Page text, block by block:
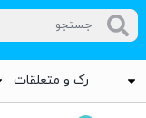
رک و متعلقات